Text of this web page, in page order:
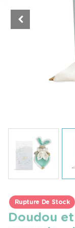
Rupture De Stock
Doudou